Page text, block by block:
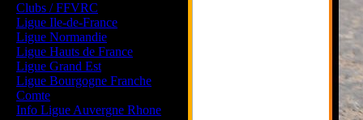
Clubs / FFVRC
Ligue Ile-de-France
Ligue Normandie
Ligue Hauts de France
Ligue Grand Est
Ligue Bourgogne Franche
Comte
Info Ligue Auvergne Rhone